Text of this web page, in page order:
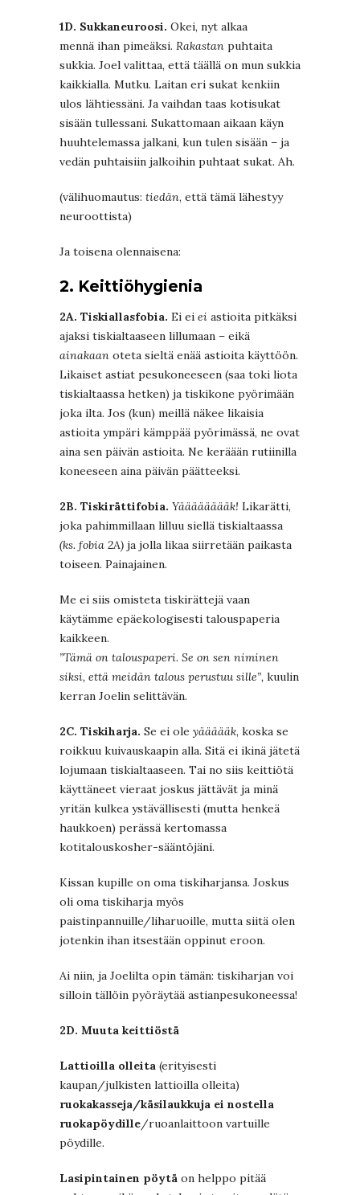
1D. Sukkaneuroosi. Okei, nyt alkaa
mennä ihan pimeäksi. Rakastan puhtaita
sukkia. Joel valittaa, että täällä on mun sukkia
kaikkialla. Mutku. Laitan eri sukat kenkiin
ulos lähtiessäni. Ja vaihdan taas kotisukat
sisään tullessani. Sukattomaan aikaan käyn
huuhtelemassa jalkani, kun tulen sisään – ja
vedän puhtaisiin jalkoihin puhtaat sukat. Ah.
(välihuomautus: tiedän, että tämä lähestyy
neuroottista)
Ja toisena olennaisena:
2. Keittiöhygienia
2A. Tiskiallasfobia. Ei ei ei astioita pitkäksi
ajaksi tiskialtaaseen lillumaan – eikä
ainakaan oteta sieltä enää astioita käyttöön.
Likaiset astiat pesukoneeseen (saa toki liota
tiskialtaassa hetken) ja tiskikone pyörimään
joka ilta. Jos (kun) meillä näkee likaisia
astioita ympäri kämppää pyörimässä, ne ovat
aina sen päivän astioita. Ne keräään rutiinilla
koneeseen aina päivän päätteeksi.
2B. Tiskirättifobia. Yääääääääk! Likarätti,
joka pahimmillaan lilluu siellä tiskialtaassa
(ks. fobia 2A) ja jolla likaa siirretään paikasta
toiseen. Painajainen.
Me ei siis omisteta tiskirättejä vaan
käytämme epäekologisesti talouspaperia
kaikkeen.
”Tämä on talouspaperi. Se on sen niminen
siksi, että meidän talous perustuu sille”, kuulin
kerran Joelin selittävän.
2C. Tiskiharja. Se ei ole yäääääk, koska se
roikkuu kuivauskaapin alla. Sitä ei ikinä jätetä
lojumaan tiskialtaaseen. Tai no siis keittiötä
käyttäneet vieraat joskus jättävät ja minä
yritän kulkea ystävällisesti (mutta henkeä
haukkoen) perässä kertomassa
kotitalouskosher-sääntöjäni.
Kissan kupille on oma tiskiharjansa. Joskus
oli oma tiskiharja myös
paistinpannuille/liharuoille, mutta siitä olen
jotenkin ihan itsestään oppinut eroon.
Ai niin, ja Joelilta opin tämän: tiskiharjan voi
silloin tällöin pyöräytää astianpesukoneessa!
2D. Muuta keittiöstä
Lattioilla olleita (erityisesti
kaupan/julkisten lattioilla olleita)
ruokakasseja/käsilaukkuja ei nostella
ruokapöydille/ruoanlaittoon vartuille
pöydille.
Lasipintainen pöytä on helppo pitää